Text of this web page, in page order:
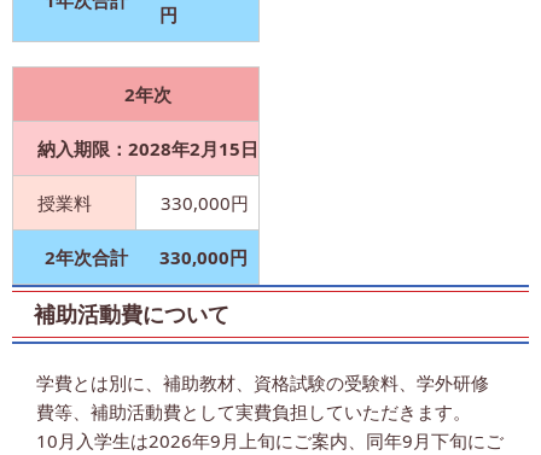
円
2年次
納入期限：2028年2月15日
授業料 330,000円
2年次合計 330,000円
補助活動費について
学費とは別に、補助教材、資格試験の受験料、学外研修
費等、補助活動費として実費負担していただきます。
10月入学生は2026年9月上旬にご案内、同年9月下旬にご